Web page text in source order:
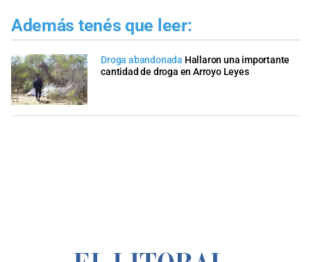
Además tenés que leer:
Droga abandonada Hallaron una importante
cantidad de droga en Arroyo Leyes